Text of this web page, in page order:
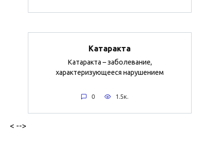
Катаракта
Катаракта – заболевание,
характеризующееся нарушением
0 1.5к.
< -->